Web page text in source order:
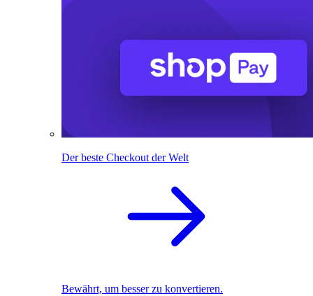
Der beste Checkout der Welt
Bewährt, um besser zu konvertieren.